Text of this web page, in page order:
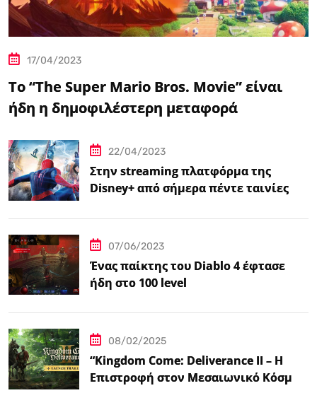
17/04/2023
Το “The Super Mario Bros. Movie” είναι
ήδη η δημοφιλέστερη μεταφορά
22/04/2023
Στην streaming πλατφόρμα της
Disney+ από σήμερα πέντε ταινίες
07/06/2023
Ένας παίκτης του Diablo 4 έφτασε
ήδη στο 100 level
08/02/2025
“Kingdom Come: Deliverance II – Η
Επιστροφή στον Μεσαιωνικό Κόσμο